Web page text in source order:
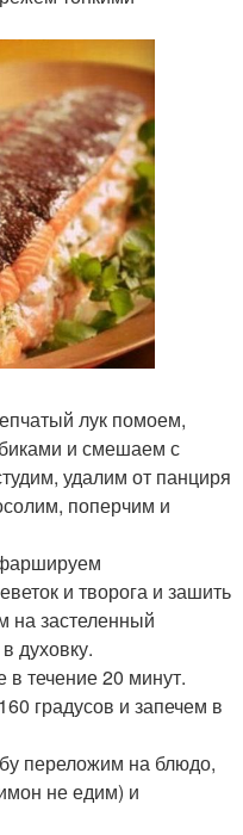
лук помоем,
и смешаем с
удалим от панциря
поперчим и
и творога и зашить
застеленный
духовку.
в течение 20 минут.
градусов и запечем в
переложим на блюдо,
не едим) и